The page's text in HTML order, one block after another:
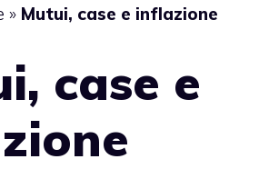
» Mutui, case e inflazione
case e